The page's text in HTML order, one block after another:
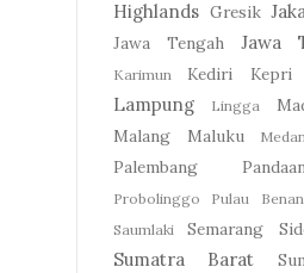
Highlands Gresik
Jawa Tengah Jawa
Karimun Kediri Kepri
Lampung Lingga
Malang Maluku
Palembang
Probolinggo Pulau Benan
Saumlaki
Semarang
Sumatra Barat